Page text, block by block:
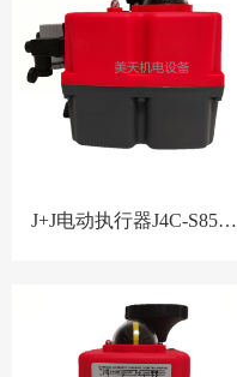
J+J电动执行器J4C-S85阀